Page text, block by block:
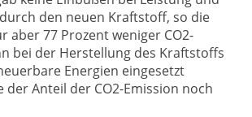
den neuen Kraftstoff, so die
aber 77 Prozent weniger CO2-
bei der Herstellung des Kraftstoffs
Energien eingesetzt
der Anteil der CO2-Emission noch